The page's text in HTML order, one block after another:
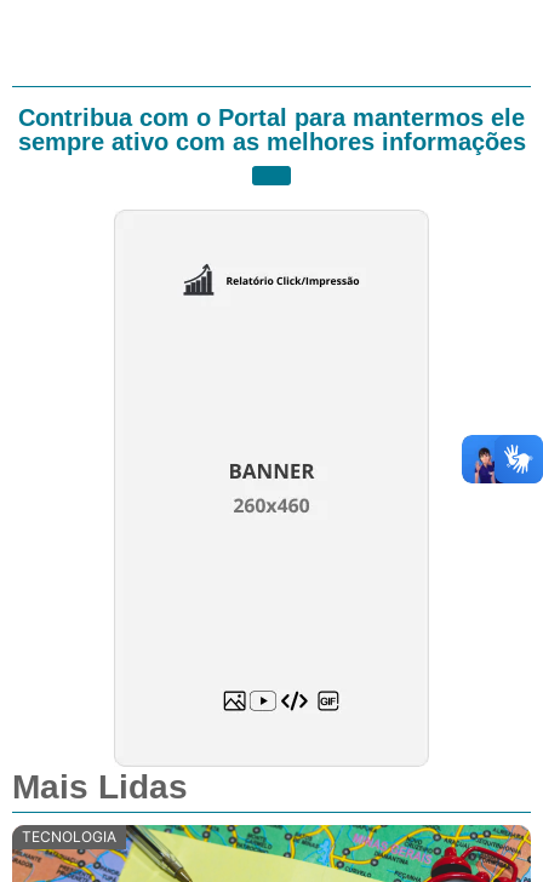
Contribua com o Portal para mantermos ele
sempre ativo com as melhores informações
Mais Lidas
TECNOLOGIA